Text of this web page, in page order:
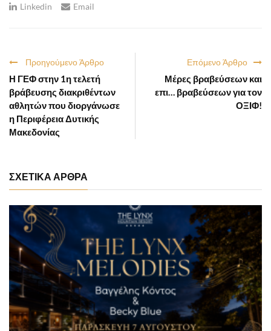
Linkedin
Email
Επόμενο Άρθρο
Μέρες βραβεύσεων και
επι… βραβεύσεων για τον
ΟΞΙΦ!
Προηγούμενο Άρθρο
Η ΓΕΦ στην 1η τελετή
βράβευσης διακριθέντων
αθλητών που διοργάνωσε
η Περιφέρεια Δυτικής
Μακεδονίας
ΣΧΕΤΙΚΑ ΑΡΘΡΑ